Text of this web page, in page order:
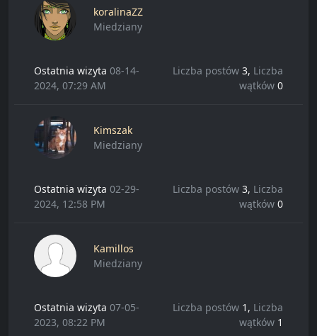
koralinaZZ
Miedziany
Ostatnia wizyta 08-14-
2024, 07:29 AM
Liczba postów 3, Liczba
wątków 0
Kimszak
Miedziany
Ostatnia wizyta 02-29-
2024, 12:58 PM
Liczba postów 3, Liczba
wątków 0
Kamillos
Miedziany
Ostatnia wizyta 07-05-
2023, 08:22 PM
Liczba postów 1, Liczba
wątków 1